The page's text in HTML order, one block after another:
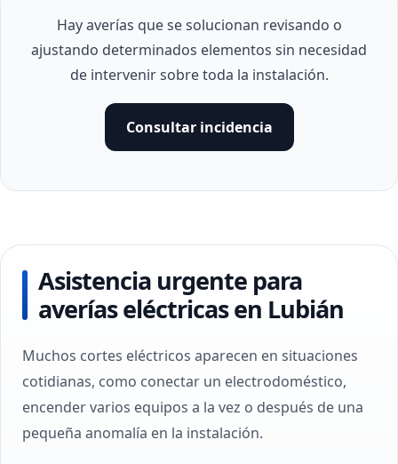
Hay averías que se solucionan revisando o
ajustando determinados elementos sin necesidad
de intervenir sobre toda la instalación.
Consultar incidencia
Asistencia urgente para
averías eléctricas en Lubián
Muchos cortes eléctricos aparecen en situaciones
cotidianas, como conectar un electrodoméstico,
encender varios equipos a la vez o después de una
pequeña anomalía en la instalación.